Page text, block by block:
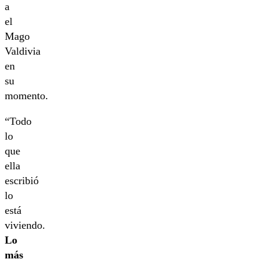
a
el
Mago
Valdivia
en
su
momento.
“Todo
lo
que
ella
escribió
lo
está
viviendo.
Lo
más